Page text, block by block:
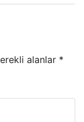
alanlar *